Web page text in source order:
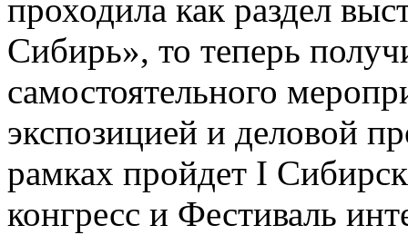
проходила как раздел
Сибирь», то теперь
самостоятельного
экспозицией и деловой
рамках пройдет I
конгресс и Фестиваль